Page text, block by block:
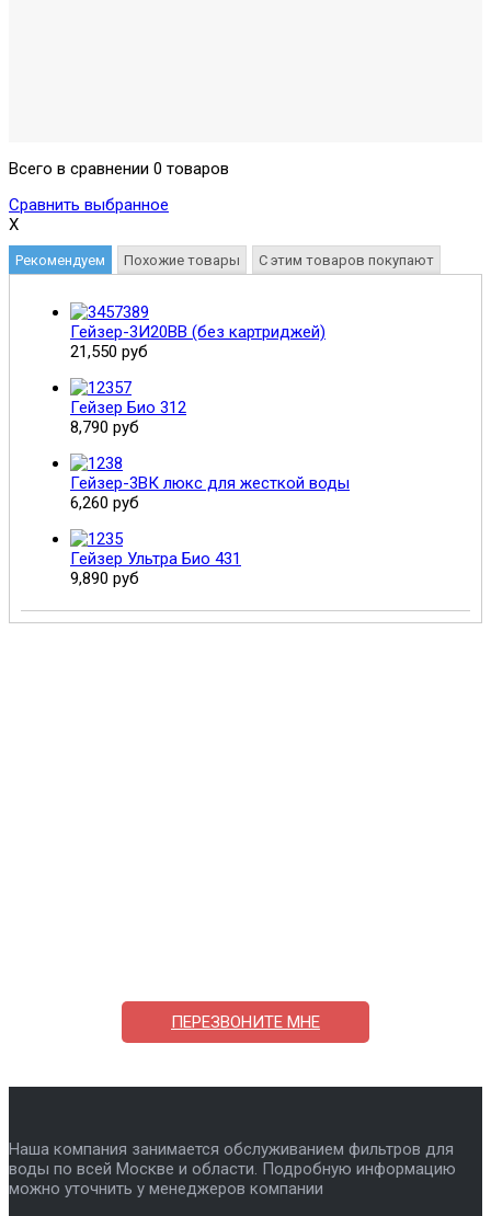
Всего в сравнении 0 товаров
Сравнить выбранное
X
Рекомендуем
Гейзер-3И20BB (без картриджей)
21,550 руб
Гейзер Био 312
8,790 руб
Гейзер-3ВК люкс для жесткой воды
6,260 руб
Гейзер Ультра Био 431
9,890 руб
Похожие товары С этим товаров покупают
ПЕРЕЗВОНИТЕ МНЕ
Наша компания занимается обслуживанием фильтров для
воды по всей Москве и области. Подробную информацию
можно уточнить у менеджеров компании